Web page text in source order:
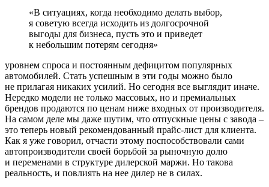
«В ситуациях, когда необходимо делать выбор,
я советую всегда исходить из долгосрочной
выгоды для бизнеса, пусть это и приведет
к небольшим потерям сегодня»
уровнем спроса и постоянным дефицитом популярных
автомобилей. Стать успешным в эти годы можно было
не прилагая никаких усилий. Но сегодня все выглядит иначе.
Нередко модели не только массовых, но и премиальных
брендов продаются по ценам ниже входных от производителя.
На самом деле мы даже шутим, что отпускные цены с завода –
это теперь новый рекомендованный прайс-лист для клиента.
Как я уже говорил, отчасти этому поспособствовали сами
автопроизводители своей борьбой за рыночную долю
и переменами в структуре дилерской маржи. Но такова
реальность, и повлиять на нее дилер не в силах.